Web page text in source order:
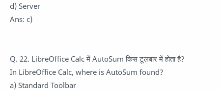
d) Server
Ans: c)
Q. 22. LibreOffice Calc में AutoSum किस टूलबार में होता है?
In LibreOffice Calc, where is AutoSum found?
a) Standard Toolbar